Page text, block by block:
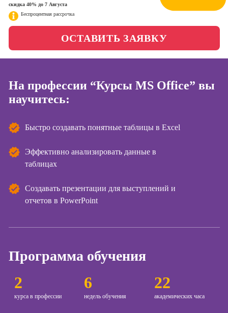
Фотошкола
Специалист по
таргетингу
Курсы по
оптимизации
контекстной
рекламы
скидка 40% до 7 Августа
Беспроцентная рассрочка
ОСТАВИТЬ ЗАЯВКУ
На профессии “Курсы MS Office” вы
научитесь:
Быстро создавать понятные таблицы в Excel
Эффективно анализировать данные в
таблицах
Создавать презентации для выступлений и
отчетов в PowerPoint
2
курса в профессии
6
недель обучения
22
академических часа
Программа обучения